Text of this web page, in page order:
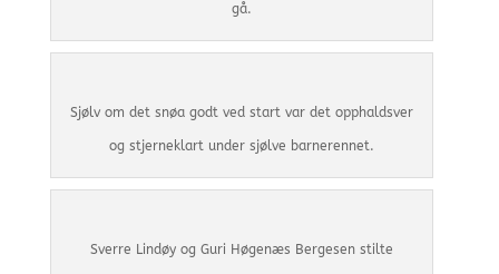
gå.
Sjølv om det snøa godt ved start var det opphaldsver
og stjerneklart under sjølve barnerennet.
Sverre Lindøy og Guri Høgenæs Bergesen stilte